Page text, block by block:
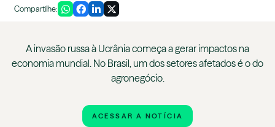
Compartilhe:
A invasão russa à Ucrânia começa a gerar impactos na
economia mundial. No Brasil, um dos setores afetados é o do
agronegócio.
ACESSAR A NOTÍCIA